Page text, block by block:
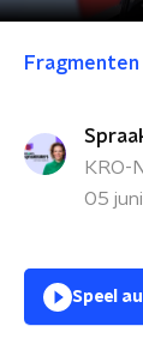
Fragmenten
KRO-
05
Speel